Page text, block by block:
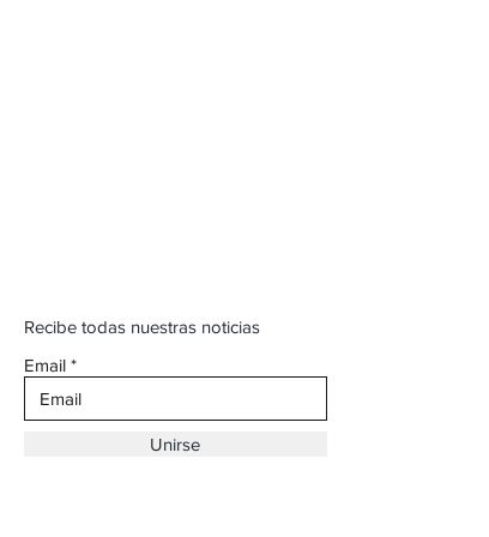
Recibe todas nuestras noticias
Email
Unirse